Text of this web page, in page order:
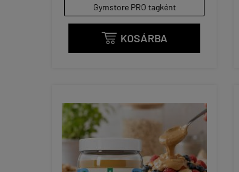
Gymstore PRO tagként
 KOSÁRBA